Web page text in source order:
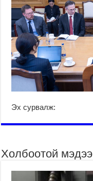
Эх сурвалж:
Холбоотой мэдээ